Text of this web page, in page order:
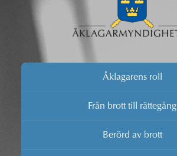
Åklagarens roll
Från brott till rättegång
Berörd av brott